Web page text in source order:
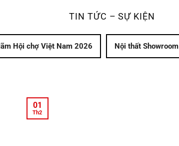
TIN TỨC – SỰ KIỆN
Hội chợ Việt Nam 2026 Nội thất Showroom
01
Th2